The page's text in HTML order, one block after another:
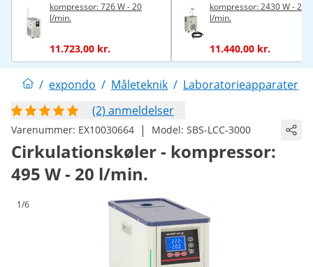
kompressor: 726 W - 20
l/min.
11.723,00 kr.
kompressor: 2430 W - 20
l/min.
11.440,00 kr.
/ expondo / Måleteknik / Laboratorieapparater
(2) anmeldelser
Varenummer: EX10030664 | Model: SBS-LCC-3000
Cirkulationskøler - kompressor:
495 W - 20 l/min.
1/6